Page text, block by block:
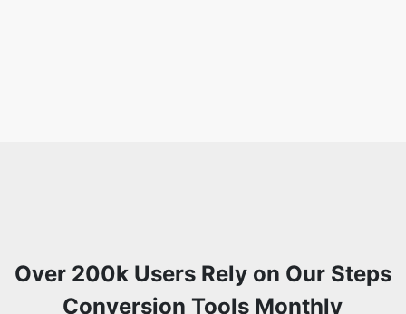
Over 200k Users Rely on Our Steps
Conversion Tools Monthly